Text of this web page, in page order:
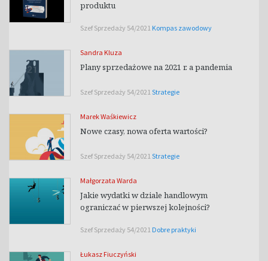
produktu
Szef Sprzedaży 54/2021 Kompas zawodowy
Sandra Kluza
Plany sprzedażowe na 2021 r. a pandemia
Szef Sprzedaży 54/2021Strategie
Marek Waśkiewicz
Nowe czasy, nowa oferta wartości?
Szef Sprzedaży 54/2021Strategie
Małgorzata Warda
Jakie wydatki w dziale handlowym
ograniczać w pierwszej kolejności?
Szef Sprzedaży 54/2021 Dobre praktyki
Łukasz Fiuczyński